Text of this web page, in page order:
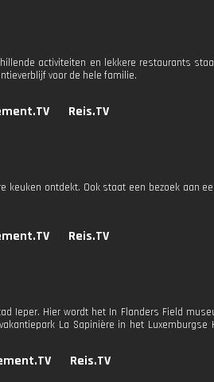
activiteiten en lekkere restaurants
voor de hele familie.
Reis.TV
keuken ontdekt. Ook staat een bezoek aan
Reis.TV
Ieper. Hier wordt het In Flanders Field
La Sapinière in het
Reis.TV